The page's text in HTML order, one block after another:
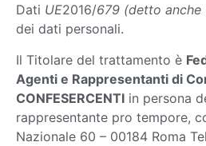
Dati UE2016/679 (detto anche
dei dati personali.
Il Titolare del trattamento è
Agenti e Rappresentanti di
CONFESERCENTI in persona
rappresentante pro tempore,
Nazionale 60 – 00184 Roma